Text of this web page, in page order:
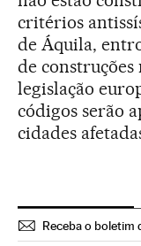
critérios
de Áquila,
de
legislação
códigos serão
cidades
Receba o boletim